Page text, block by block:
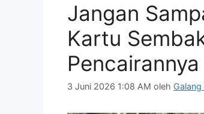
Jangan
Kartu
Pencairannya
3 Juni 2026 1:08 AM oleh Galang